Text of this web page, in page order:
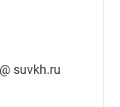
suvkh.ru